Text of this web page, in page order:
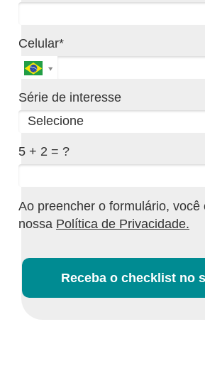
Celular*
Série de interesse
5 + 2 = ?
Ao preencher o formulário, você
nossa Política de Privacidade.
Receba o checklist no